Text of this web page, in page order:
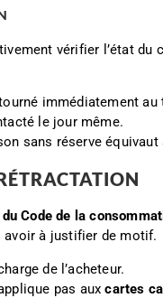
vérifier l’état du
immédiatement
le jour même.
sans réserve
Code de la
avoir à justifier de motif.
de l’acheteur.
pas auxcartes